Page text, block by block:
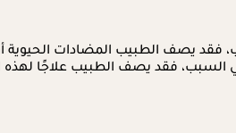
يصف الطبيب المضادات الحيوية
السبب، فقد يصف الطبيب علاجًا لهذه